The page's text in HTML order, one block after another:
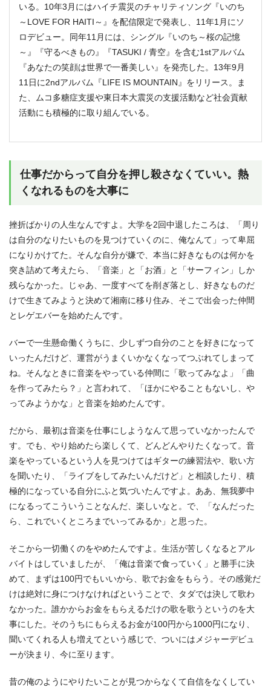
いる。10年3月にはハイチ震災のチャリティソング『いのち
～LOVE FOR HAITI～』を配信限定で発表し、11年1月にソ
ロデビュー。同年11月には、シングル『いのち～桜の記憶
～』『守るべきもの』『TASUKI / 青空』を含む1stアルバム
『あなたの笑顔は世界で一番美しい』を発売した。13年9月
11日に2ndアルバム『LIFE IS MOUNTAIN』をリリース。ま
た、ムコ多糖症支援や東日本大震災の支援活動など社会貢献
活動にも積極的に取り組んでいる。
仕事だからって自分を押し殺さなくていい。熱
くなれるものを大事に
挫折ばかりの人生なんですよ。大学を2回中退したころは、「周り
は自分のなりたいものを見つけていくのに、俺なんて」って卑屈
になりかけてた。そんな自分が嫌で、本当に好きなものは何かを
突き詰めて考えたら、「音楽」と「お酒」と「サーフィン」しか
残らなかった。じゃあ、一度すべてを削ぎ落とし、好きなものだ
けで生きてみようと決めて湘南に移り住み、そこで出会った仲間
とレゲエバーを始めたんです。
バーで一生懸命働くうちに、少しずつ自分のことを好きになって
いったんだけど、運営がうまくいかなくなってつぶれてしまって
ね。そんなときに音楽をやっている仲間に「歌ってみなよ」「曲
を作ってみたら？」と言われて、「ほかにやることもないし、や
ってみようかな」と音楽を始めたんです。
だから、最初は音楽を仕事にしようなんて思っていなかったんで
す。でも、やり始めたら楽しくて、どんどんやりたくなって。音
楽をやっているという人を見つけてはギターの練習法や、歌い方
を聞いたり、「ライブをしてみたいんだけど」と相談したり、積
極的になっている自分にふと気づいたんですよ。ああ、無我夢中
になるってこういうことなんだ、楽しいなと。で、「なんだった
ら、これでいくところまでいってみるか」と思った。
そこから一切働くのをやめたんですよ。生活が苦しくなるとアル
バイトはしていましたが、「俺は音楽で食っていく」と勝手に決
めて、まずは100円でもいいから、歌でお金をもらう。その感覚だ
けは絶対に身につけなければということで、タダでは決して歌わ
なかった。誰かからお金をもらえるだけの歌を歌うというのを大
事にした。そのうちにもらえるお金が100円から1000円になり、
聞いてくれる人も増えてという感じで、ついにはメジャーデビュ
ーが決まり、今に至ります。
昔の俺のようにやりたいことが見つからなくて自信をなくしてい